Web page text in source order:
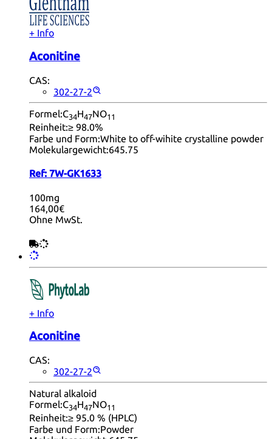
+ Info
Aconitine
CAS:
302-27-2
Formel:C34H47NO11
Reinheit:≥ 98.0%
Farbe und Form:White to off-wihite crystalline powder
Molekulargewicht:645.75
Ref: 7W-GK1633
100mg
164,00€
Ohne MwSt.
+ Info
Aconitine
CAS:
302-27-2
Natural alkaloid
Formel:C34H47NO11
Reinheit:≥ 95.0 % (HPLC)
Farbe und Form:Powder